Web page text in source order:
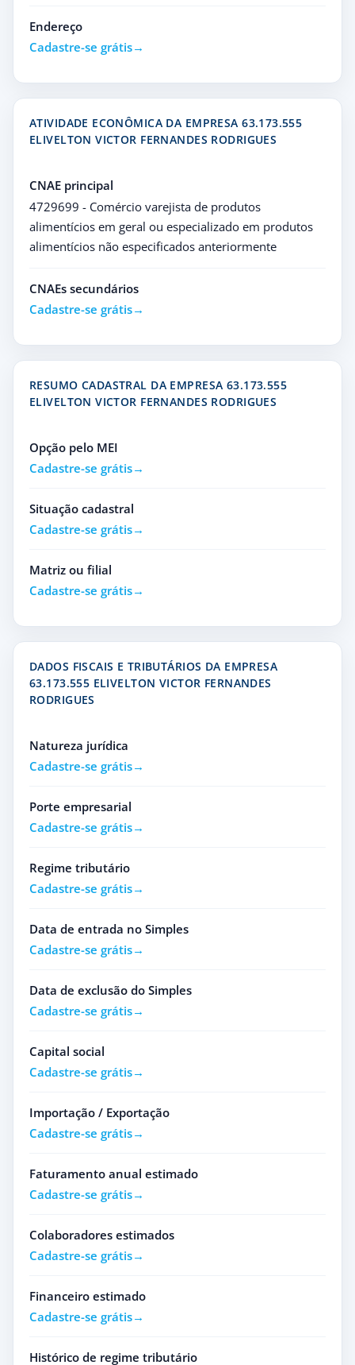
Endereço
Cadastre-se grátis
ATIVIDADE ECONÔMICA DA EMPRESA 63.173.555
ELIVELTON VICTOR FERNANDES RODRIGUES
CNAE principal
4729699 - Comércio varejista de produtos
alimentícios em geral ou especializado em produtos
alimentícios não especificados anteriormente
CNAEs secundários
Cadastre-se grátis
RESUMO CADASTRAL DA EMPRESA 63.173.555
ELIVELTON VICTOR FERNANDES RODRIGUES
Opção pelo MEI
Cadastre-se grátis
Situação cadastral
Cadastre-se grátis
Matriz ou filial
Cadastre-se grátis
DADOS FISCAIS E TRIBUTÁRIOS DA EMPRESA
63.173.555 ELIVELTON VICTOR FERNANDES
RODRIGUES
Natureza jurídica
Cadastre-se grátis
Porte empresarial
Cadastre-se grátis
Regime tributário
Cadastre-se grátis
Data de entrada no Simples
Cadastre-se grátis
Data de exclusão do Simples
Cadastre-se grátis
Capital social
Cadastre-se grátis
Importação / Exportação
Cadastre-se grátis
Faturamento anual estimado
Cadastre-se grátis
Colaboradores estimados
Cadastre-se grátis
Financeiro estimado
Cadastre-se grátis
Histórico de regime tributário